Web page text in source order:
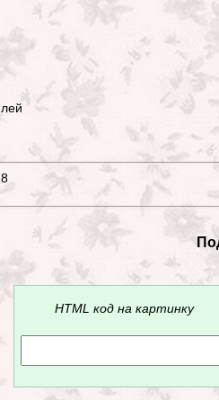
HTML код на картинку